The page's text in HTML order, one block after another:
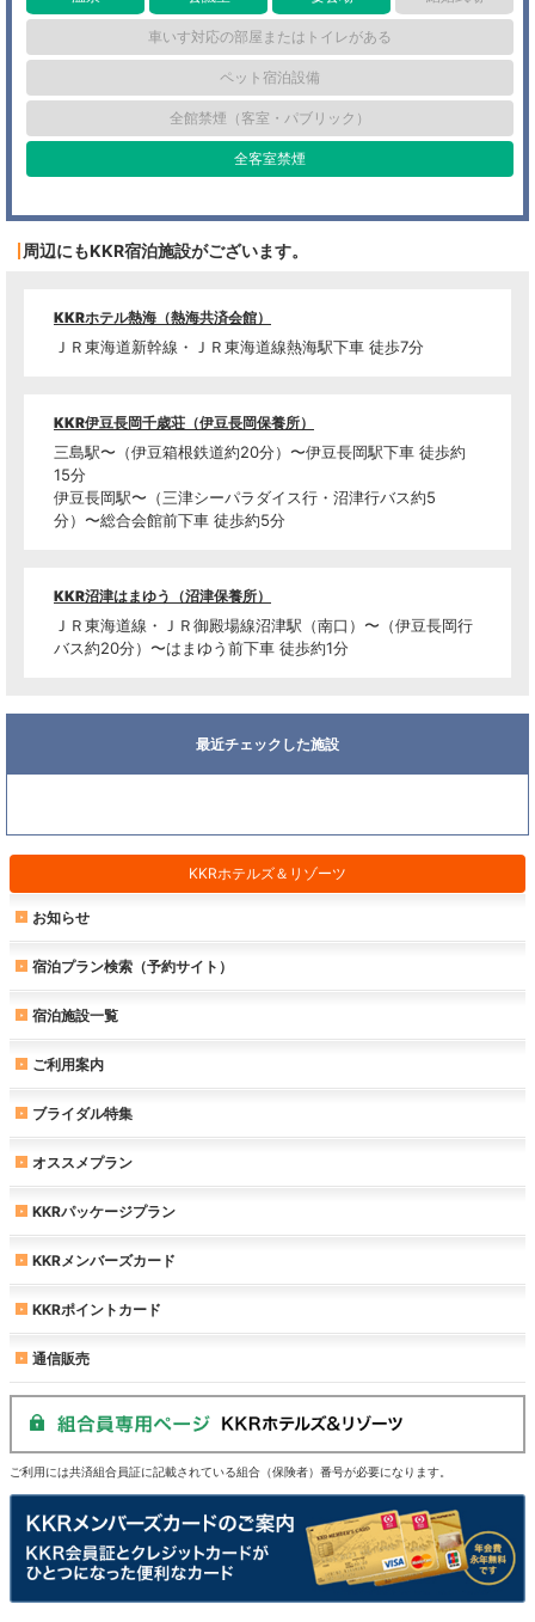
KKRホテルズ＆リゾーツ
お知らせ
宿泊プラン検索（予約サイト）
宿泊施設一覧
ご利用案内
ブライダル特集
オススメプラン
KKRパッケージプラン
KKRメンバーズカード
KKRポイントカード
通信販売
ご利用には共済組合員証に記載されている組合（保険者）番号が必要になります。
車いす対応の部屋またはトイレがある
ペット宿泊設備
全館禁煙（客室・パブリック）
全客室禁煙
周辺にもKKR宿泊施設がございます。
KKRホテル熱海（熱海共済会館）
ＪＲ東海道新幹線・ＪＲ東海道線熱海駅下車 徒歩7分
KKR伊豆長岡千歳荘（伊豆長岡保養所）
三島駅〜（伊豆箱根鉄道約20分）〜伊豆長岡駅下車 徒歩約
15分
伊豆長岡駅〜（三津シーパラダイス行・沼津行バス約5
分）〜総合会館前下車 徒歩約5分
KKR沼津はまゆう（沼津保養所）
ＪＲ東海道線・ＪＲ御殿場線沼津駅（南口）〜（伊豆長岡行
バス約20分）〜はまゆう前下車 徒歩約1分
最近チェックした施設